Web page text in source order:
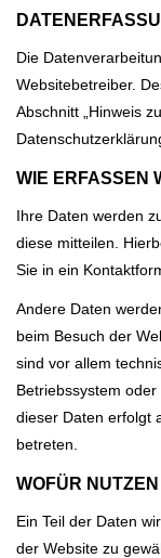
Die
Websitebetreiber.
Abschnitt „Hinweis
WIE ERFASSEN
Ihre Daten werden
diese mitteilen.
Sie in ein
Andere Daten
beim Besuch der
sind vor allem
Betriebssystem
dieser Daten erfolgt
betreten.
WOFÜR
Ein Teil der Daten
der Website zu